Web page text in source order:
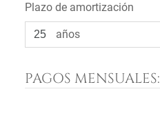
Plazo de amortización
años
PAGOS MENSUALES: